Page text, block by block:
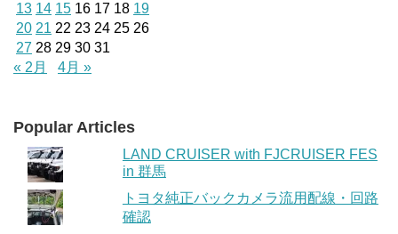
13 14 15 16 17 18 19
20 21 22 23 24 25 26
27 28 29 30 31
« 2月
4月 »
Popular Articles
LAND CRUISER with FJCRUISER FES
in 群馬
トヨタ純正バックカメラ流用配線・回路
確認